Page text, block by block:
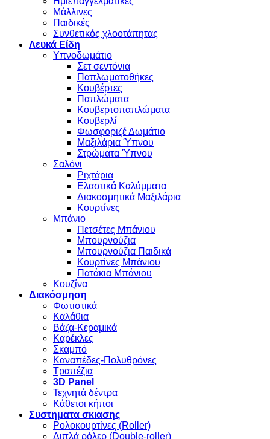
Μάλλινες
Παιδικές
Συνθετικός χλοοτάπητας
Λευκά Είδη
Υπνοδωμάτιο
Σετ σεντόνια
Παπλωματοθήκες
Κουβέρτες
Παπλώματα
Κουβερτοπαπλώματα
Κουβερλί
Φωσφοριζέ Δωμάτιο
Μαξιλάρια Ύπνου
Στρώματα Ύπνου
Σαλόνι
Ριχτάρια
Ελαστικά Καλύμματα
Διακοσμητικά Μαξιλάρια
Κουρτίνες
Μπάνιο
Πετσέτες Μπάνιου
Μπουρνούζια
Μπουρνούζια Παιδικά
Κουρτίνες Μπάνιου
Πατάκια Μπάνιου
Κουζίνα
Διακόσμηση
Φωτιστικά
Καλάθια
Βάζα-Κεραμικά
Καρέκλες
Σκαμπό
Καναπέδες-Πολυθρόνες
Τραπέζια
3D Panel
Τεχνητά δέντρα
Κάθετοι κήποι
Συστηματα σκιασης
Ρολοκουρτίνες (Roller)
Διπλά ρόλερ (Double-roller)